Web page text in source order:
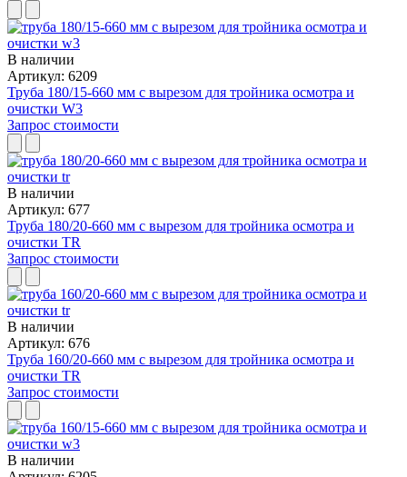
В наличии
Артикул: 6209
Труба 180/15-660 мм с вырезом для тройника осмотра и
очистки W3
Запрос стоимости
В наличии
Артикул: 677
Труба 180/20-660 мм с вырезом для тройника осмотра и
очистки TR
Запрос стоимости
В наличии
Артикул: 676
Труба 160/20-660 мм с вырезом для тройника осмотра и
очистки TR
Запрос стоимости
В наличии